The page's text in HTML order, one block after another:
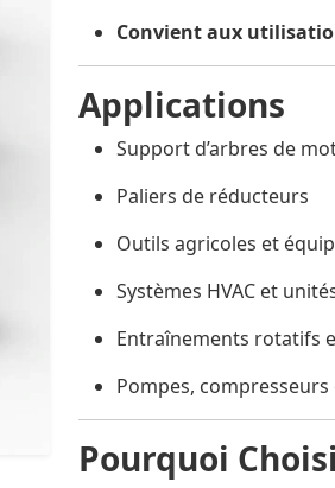
Convient aux
Applications
Support d’arbres de
Paliers de réducteurs
Outils agricoles et
Systèmes HVAC et
Entraînements rotatifs
Pompes,
Pourquoi